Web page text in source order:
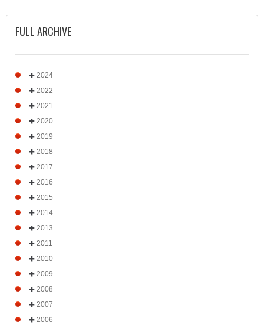
FULL ARCHIVE
2024
2022
2021
2020
2019
2018
2017
2016
2015
2014
2013
2011
2010
2009
2008
2007
2006